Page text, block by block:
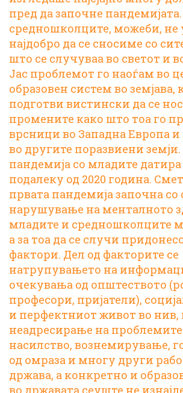
пред да започне
средношколците, можеби, не
најдобро да се сносиме со
што се случуваа во светот и
Јас проблемот го наоѓам во
образовен систем во земјава,
подготви вистински да се
промените како што тоа го
врсници во Западна Европа
во другите поразвиени
пандемија со младите
подалеку од 2020 година.
првата пандемија започна со
нарушување на менталното
младите и средношколците
а за тоа да се случи
фактори. Дел од факторите се
натрупувањето на
очекувања од општеството
професори, пријатели),
и перфектниот живот во нив,
неадресирање на
насилство, вознемирување,
од омраза и многу други
држава, а конкретно и
во државата сеуште не